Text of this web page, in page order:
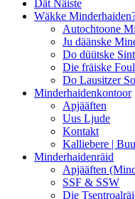
Dät Näiste
Wäkke
Autochtoone
Ju däänske
Do düütske
Die fräiske
Do Lausitzer
Minderhaidenkontoor
Apjääften
Uus Ljude
Kontakt
Kalliebere |
Minderhaidenräid
Apjääften
SSF & SSW
Die